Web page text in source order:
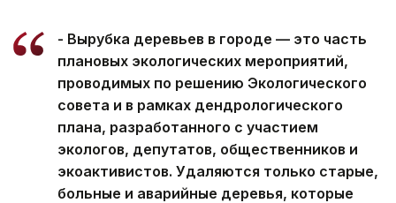
- Вырубка деревьев в городе — это часть
плановых экологических мероприятий,
проводимых по решению Экологического
совета и в рамках дендрологического
плана, разработанного с участием
экологов, депутатов, общественников и
экоактивистов. Удаляются только старые,
больные и аварийные деревья, которые